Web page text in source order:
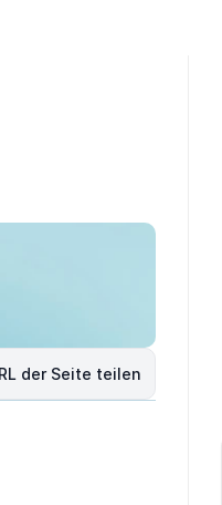
der Seite teilen